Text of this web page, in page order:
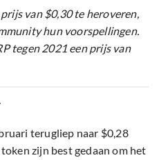
van $0,30 te heroveren,
hun voorspellingen.
tegen 2021 een prijs van
terugliep naar $0,28
zijn best gedaan om het